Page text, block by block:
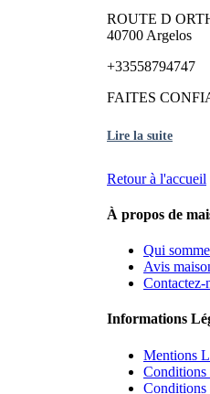
ROUTE D
40700 Argelos
+33558794747
FAITES
Lire la suite
Retour à l'accueil
À propos de
Qui
Avis
Contactez-
Informations
Mentions
Conditions
Conditions